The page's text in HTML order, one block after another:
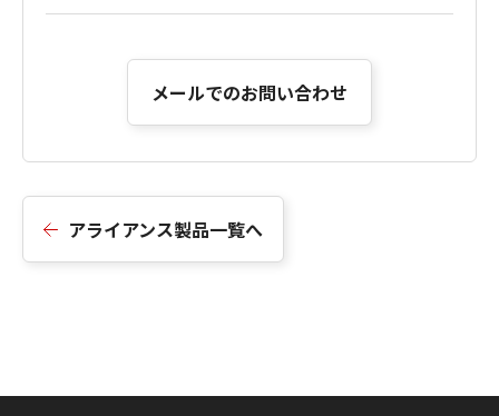
メールでのお問い合わせ
アライアンス製品一覧へ